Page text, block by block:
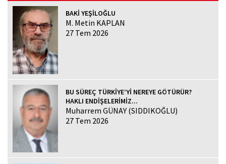
BAKİ YEŞİLOĞLU
M. Metin KAPLAN
27 Tem 2026
BU SÜREÇ TÜRKİYE’Yİ NEREYE GÖTÜRÜR?
HAKLI ENDİŞELERİMİZ...
Muharrem GÜNAY (SIDDIKOĞLU)
27 Tem 2026